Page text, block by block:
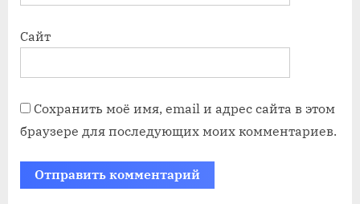
Сайт
Сохранить моё имя, email и адрес сайта в этом
браузере для последующих моих комментариев.